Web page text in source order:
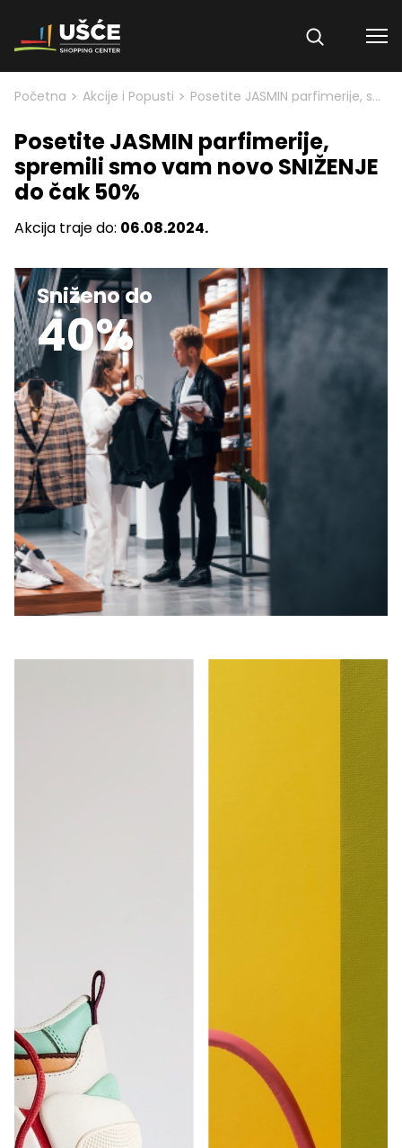
Skip to content
Početna > Akcije i Popusti > Posetite JASMIN parfimerije, spremili smo vam novo SNIŽENJE do čak 50%
Posetite JASMIN parfimerije,
spremili smo vam novo SNIŽENJE
do čak 50%
Akcija traje do: 06.08.2024.
Sniženo do
40%